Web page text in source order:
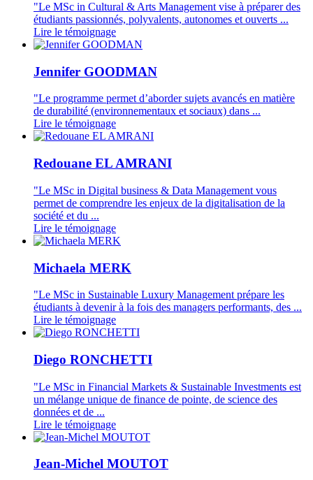
"Le MSc in Cultural & Arts Management vise à préparer des
étudiants passionnés, polyvalents, autonomes et ouverts ...
Lire le témoignage
Jennifer GOODMAN
"Le programme permet d’aborder sujets avancés en matière
de durabilité (environnementaux et sociaux) dans ...
Lire le témoignage
Redouane EL AMRANI
"Le MSc in Digital business & Data Management vous
permet de comprendre les enjeux de la digitalisation de la
société et du ...
Lire le témoignage
Michaela MERK
"Le MSc in Sustainable Luxury Management prépare les
étudiants à devenir à la fois des managers performants, des ...
Lire le témoignage
Diego RONCHETTI
"Le MSc in Financial Markets & Sustainable Investments est
un mélange unique de finance de pointe, de science des
données et de ...
Lire le témoignage
Jean-Michel MOUTOT